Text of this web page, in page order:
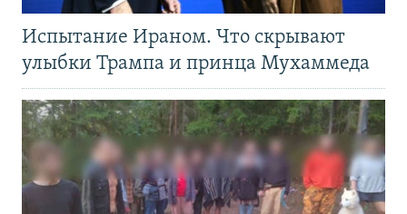
Испытание Ираном. Что скрывают
улыбки Трампа и принца Мухаммеда